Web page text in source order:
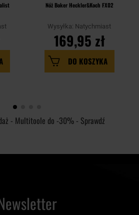
Nóż Boker Heckler&Koch FX02
Wysyłka: Natychmiast
169,95 zł
DO KOSZYKA